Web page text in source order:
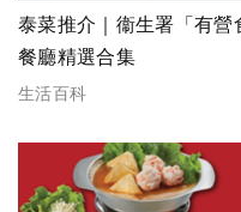
泰菜推介｜衞生署「有
餐廳精選合集
生活百科